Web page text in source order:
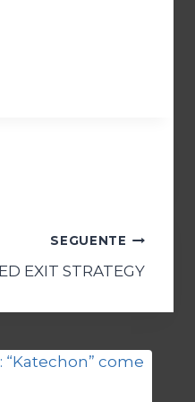
SEGUENTE
EXIT STRATEGY